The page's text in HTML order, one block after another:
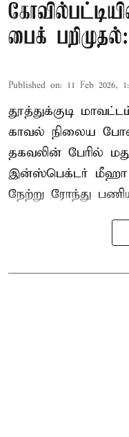
பைக்
Published on: 11 Feb 2026,
தூத்துக்குடி
காவல் நிலைய
தகவலின் பேரில்
இன்ஸ்பெக்டர் மீஹா
நேற்று ரோந்து